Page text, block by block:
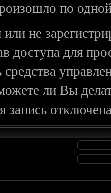
по
не
доступа для
средства
ли Вы
запись